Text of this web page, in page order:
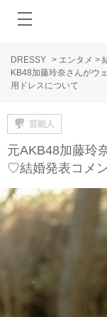
DRESSY > エンタメ >
KB48加藤玲奈さんがウ
用ドレスについて
芸能人
元AKB48加藤玲
♡結婚発表コメ